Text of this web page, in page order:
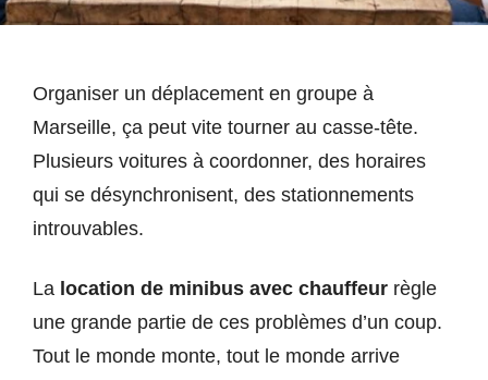
Organiser un déplacement en groupe à
Marseille, ça peut vite tourner au casse-tête.
Plusieurs voitures à coordonner, des horaires
qui se désynchronisent, des stationnements
introuvables.
La location de minibus avec chauffeur règle
une grande partie de ces problèmes d’un coup.
Tout le monde monte, tout le monde arrive